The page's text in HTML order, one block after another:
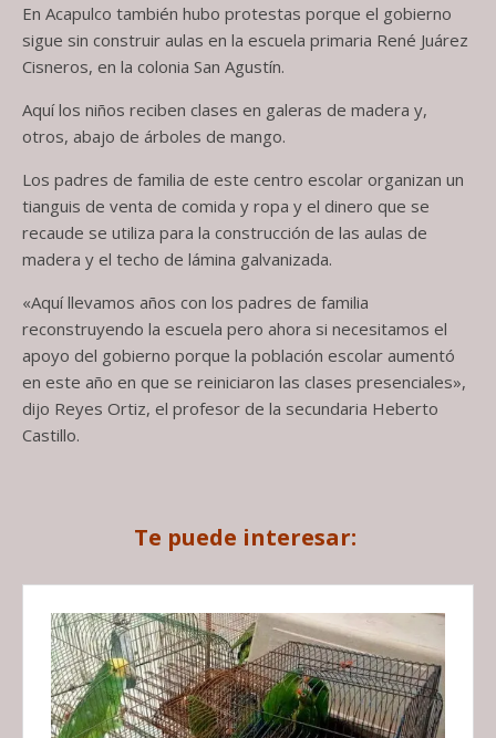
En Acapulco también hubo protestas porque el gobierno
sigue sin construir aulas en la escuela primaria René Juárez
Cisneros, en la colonia San Agustín.
Aquí los niños reciben clases en galeras de madera y,
otros, abajo de árboles de mango.
Los padres de familia de este centro escolar organizan un
tianguis de venta de comida y ropa y el dinero que se
recaude se utiliza para la construcción de las aulas de
madera y el techo de lámina galvanizada.
«Aquí llevamos años con los padres de familia
reconstruyendo la escuela pero ahora si necesitamos el
apoyo del gobierno porque la población escolar aumentó
en este año en que se reiniciaron las clases presenciales»,
dijo Reyes Ortiz, el profesor de la secundaria Heberto
Castillo.
Te puede interesar: